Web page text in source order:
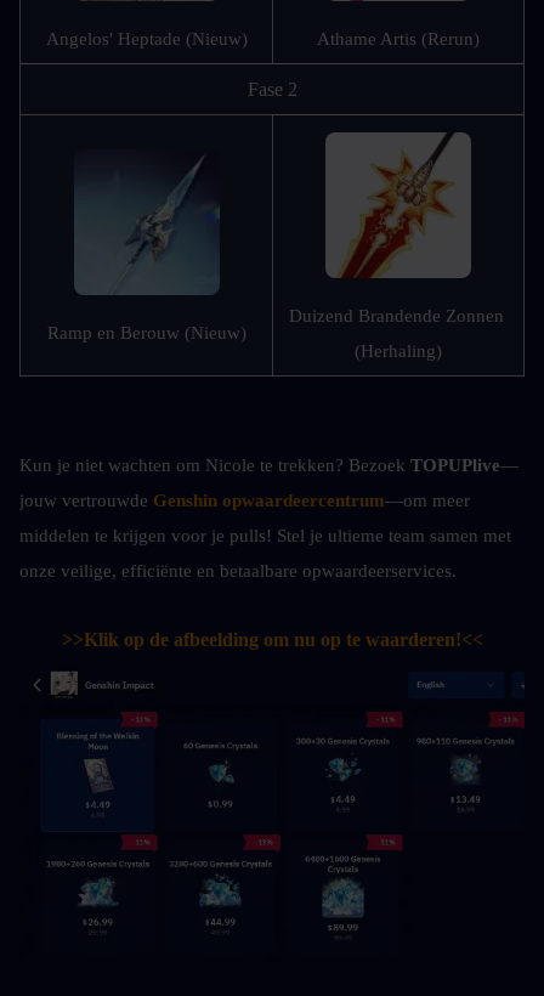
Angelos' Heptade (Nieuw) Athame Artis (Rerun)
Fase 2
Ramp en Berouw (Nieuw)
Duizend Brandende Zonnen
(Herhaling)
Kun je niet wachten om Nicole te trekken? Bezoek TOPUPlive—
jouw vertrouwde Genshin opwaardeercentrum—om meer
middelen te krijgen voor je pulls! Stel je ultieme team samen met
onze veilige, efficiënte en betaalbare opwaardeerservices.
>>Klik op de afbeelding om nu op te waarderen!<<